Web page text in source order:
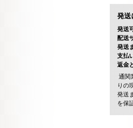
発送
発送
配送
発送
支払
返金
通関
りの
発送
を保